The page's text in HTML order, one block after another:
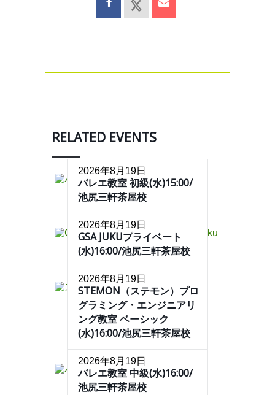
RELATED EVENTS
2026年8月19日
バレエ教室 初級(水)15:00/
池尻三軒茶屋校
2026年8月19日
GSA JUKUプライベート
(水)16:00/池尻三軒茶屋校
2026年8月19日
STEMON（ステモン）プロ
グラミング・エンジニアリ
ング教室 ベーシック
(水)16:00/池尻三軒茶屋校
2026年8月19日
バレエ教室 中級(水)16:00/
池尻三軒茶屋校